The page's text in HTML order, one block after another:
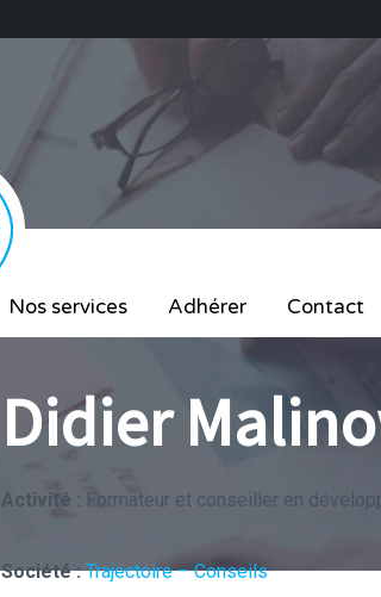
Nos services Adhérer Contact
Didier
Activité : Formateur et conseiller en
Société :Trajectoire – Conseils